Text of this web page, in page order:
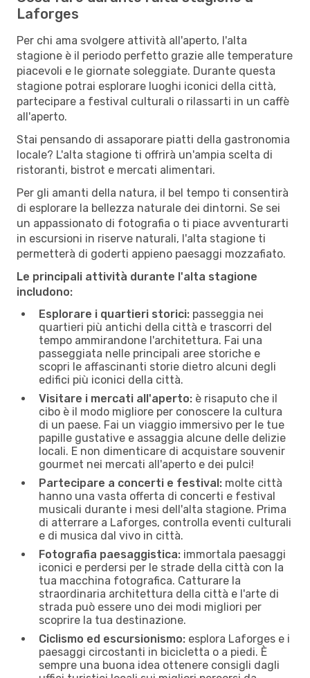
Laforges
Per chi ama svolgere attività all'aperto, l'alta
stagione è il periodo perfetto grazie alle temperature
piacevoli e le giornate soleggiate. Durante questa
stagione potrai esplorare luoghi iconici della città,
partecipare a festival culturali o rilassarti in un caffè
all'aperto.
Stai pensando di assaporare piatti della gastronomia
locale? L'alta stagione ti offrirà un'ampia scelta di
ristoranti, bistrot e mercati alimentari.
Per gli amanti della natura, il bel tempo ti consentirà
di esplorare la bellezza naturale dei dintorni. Se sei
un appassionato di fotografia o ti piace avventurarti
in escursioni in riserve naturali, l'alta stagione ti
permetterà di goderti appieno paesaggi mozzafiato.
Le principali attività durante l'alta stagione
includono:
Esplorare i quartieri storici: passeggia nei
quartieri più antichi della città e trascorri del
tempo ammirandone l'architettura. Fai una
passeggiata nelle principali aree storiche e
scopri le affascinanti storie dietro alcuni degli
edifici più iconici della città.
Visitare i mercati all'aperto: è risaputo che il
cibo è il modo migliore per conoscere la cultura
di un paese. Fai un viaggio immersivo per le tue
papille gustative e assaggia alcune delle delizie
locali. E non dimenticare di acquistare souvenir
gourmet nei mercati all'aperto e dei pulci!
Partecipare a concerti e festival: molte città
hanno una vasta offerta di concerti e festival
musicali durante i mesi dell'alta stagione. Prima
di atterrare a Laforges, controlla eventi culturali
e di musica dal vivo in città.
Fotografia paesaggistica: immortala paesaggi
iconici e perdersi per le strade della città con la
tua macchina fotografica. Catturare la
straordinaria architettura della città e l'arte di
strada può essere uno dei modi migliori per
scoprire la tua destinazione.
Ciclismo ed escursionismo: esplora Laforges e i
paesaggi circostanti in bicicletta o a piedi. È
sempre una buona idea ottenere consigli dagli